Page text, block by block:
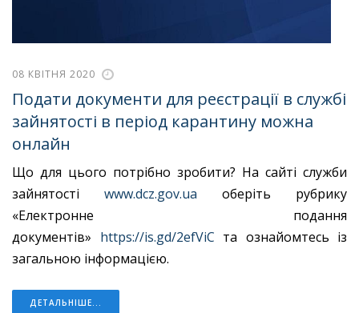
08 КВІТНЯ 2020
Подати документи для реєстрації в службі
зайнятості в період карантину можна
онлайн
Що для цього потрібно зробити? На сайті служби
зайнятості www.dcz.gov.ua оберіть рубрику
«Електронне подання
документів» https://is.gd/2efViC та ознайомтесь із
загальною інформацією.
ДЕТАЛЬНІШЕ...